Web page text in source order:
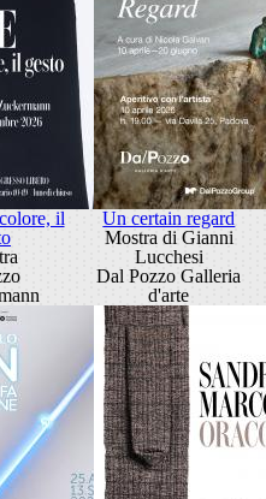
il
Un certain regard
Mostra di Gianni
Lucchesi
Dal Pozzo Galleria
d'arte